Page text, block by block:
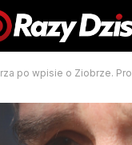
po wpisie o Ziobrze. Prok.